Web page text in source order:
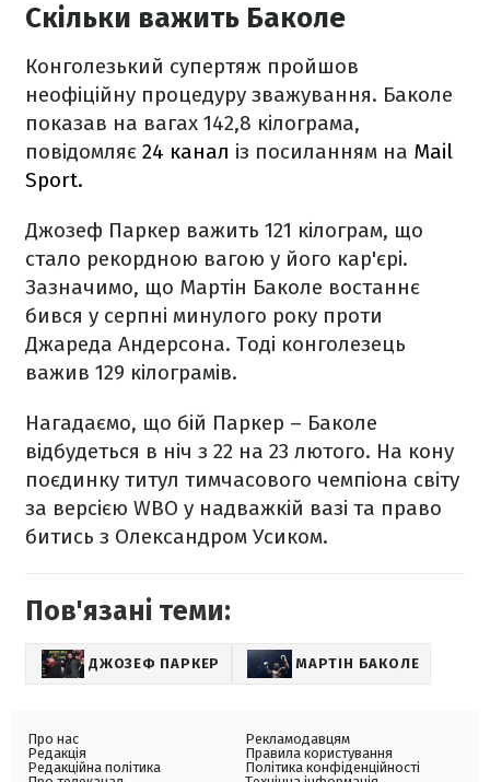
Скільки важить Баколе
Конголезький супертяж пройшов
неофіційну процедуру зважування. Баколе
показав на вагах 142,8 кілограма,
повідомляє 24 канал із посиланням на Mail
Sport.
Джозеф Паркер важить 121 кілограм, що
стало рекордною вагою у його кар'єрі.
Зазначимо, що Мартін Баколе востаннє
бився у серпні минулого року проти
Джареда Андерсона. Тоді конголезець
важив 129 кілограмів.
Нагадаємо, що бій Паркер – Баколе
відбудеться в ніч з 22 на 23 лютого. На кону
поєдинку титул тимчасового чемпіона світу
за версією WBO у надважкій вазі та право
битись з Олександром Усиком.
Пов'язані теми:
ДЖОЗЕФ ПАРКЕР МАРТІН БАКОЛЕ
Про нас
Редакція
Редакційна політика
Рекламодавцям
Правила користування
Політика конфіденційності